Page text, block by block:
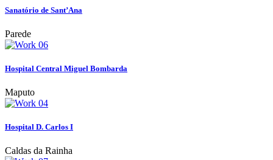
Sanatório de Sant’Ana
Parede
Hospital Central Miguel Bombarda
Maputo
Hospital D. Carlos I
Caldas da Rainha